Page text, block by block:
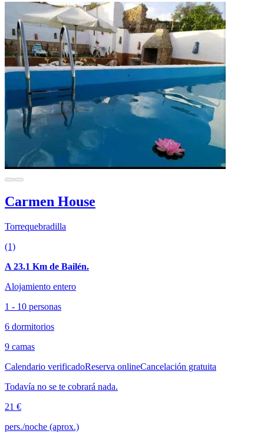
Carmen House
Torrequebradilla
(1)
A 23.1 Km de Bailén.
Alojamiento entero
1 - 10 personas
6 dormitorios
9 camas
Calendario verificadoReserva onlineCancelación gratuita
Todavía no se te cobrará nada.
21 €
pers./noche (aprox.)